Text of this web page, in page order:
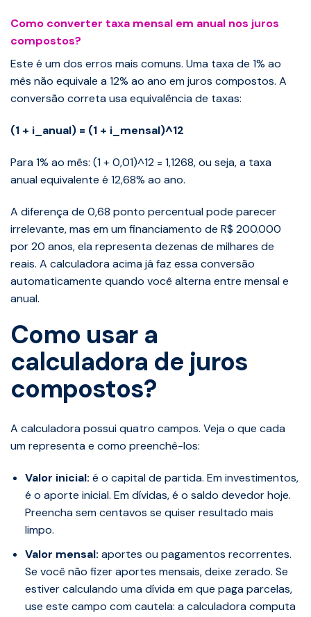
Como converter taxa mensal em anual nos juros
compostos?
Este é um dos erros mais comuns. Uma taxa de 1% ao
mês não equivale a 12% ao ano em juros compostos. A
conversão correta usa equivalência de taxas:
(1 + i_anual) = (1 + i_mensal)^12
Para 1% ao mês: (1 + 0,01)^12 = 1,1268, ou seja, a taxa
anual equivalente é 12,68% ao ano.
A diferença de 0,68 ponto percentual pode parecer
irrelevante, mas em um financiamento de R$ 200.000
por 20 anos, ela representa dezenas de milhares de
reais. A calculadora acima já faz essa conversão
automaticamente quando você alterna entre mensal e
anual.
Como usar a
calculadora de juros
compostos?
A calculadora possui quatro campos. Veja o que cada
um representa e como preenchê-los:
Valor inicial: é o capital de partida. Em investimentos,
é o aporte inicial. Em dívidas, é o saldo devedor hoje.
Preencha sem centavos se quiser resultado mais
limpo.
Valor mensal: aportes ou pagamentos recorrentes.
Se você não fizer aportes mensais, deixe zerado. Se
estiver calculando uma dívida em que paga parcelas,
use este campo com cautela: a calculadora computa